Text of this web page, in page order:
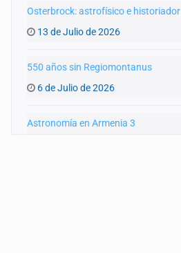
Osterbrock: astrofísico e historiador
13 de Julio de 2026
550 años sin Regiomontanus
6 de Julio de 2026
Astronomía en Armenia 3